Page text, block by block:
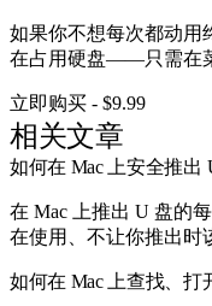
如果你不想每次都动用
在占用硬盘——只需在
立即购买 - $9.99
相关文章
如何在 Mac 上安全推出
在 Mac 上推出 U 盘的
在使用、不让你推出时
如何在 Mac 上查找、打